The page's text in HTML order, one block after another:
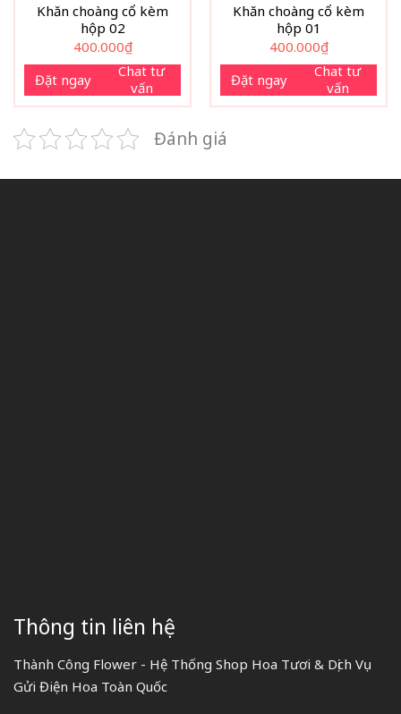
Khăn choàng cổ kèm
hộp 02
400.000₫
Đặt ngay
Chat tư
vấn
Khăn choàng cổ kèm
hộp 01
400.000₫
Đặt ngay
Chat tư
vấn
Đánh giá
Thông tin liên hệ
Thành Công Flower - Hệ Thống Shop Hoa Tươi & Dịch Vụ
Gửi Điện Hoa Toàn Quốc